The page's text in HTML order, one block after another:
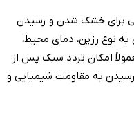
برای خشک شدن و رسیدن
نوع رزین، دمای محیط،
امکان تردد سبک پس از
رسیدن به مقاومت شیمیایی و